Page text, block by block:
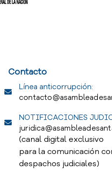
Contacto
Línea anticorrupción:
NOTIFICACIONES
(canal digital exclusivo
para la comunicación
despachos judiciales)